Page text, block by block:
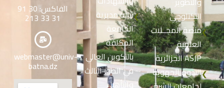
التكنلوجي
❮منصة المجــلات
العلمية
الجزائرية ASJP
❮الندوة الجهوية
❮نيابة مديرية
الجامعة
المكلفة
بالتكوين العالي
في الطور الثالث
والتأهيل
الفاكس: 30 91
31 33 213
webmaster@univ-
batna.dz